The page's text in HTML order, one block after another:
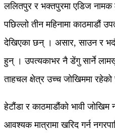
ललितपुर र भक्तपुरमा एडिज नामक
पछिल्लो तीन महिनामा काठमाडौं
देखिएका छन् । असार, साउन र
हुन् । उपत्यकाभर नै डेंगु सार्ने
ताहचल क्षेत्र उच्च जोखिममा रहेको
हेटौंडा र काठमाडौंको भावी
आवश्यक मात्रामा खरिद गर्न